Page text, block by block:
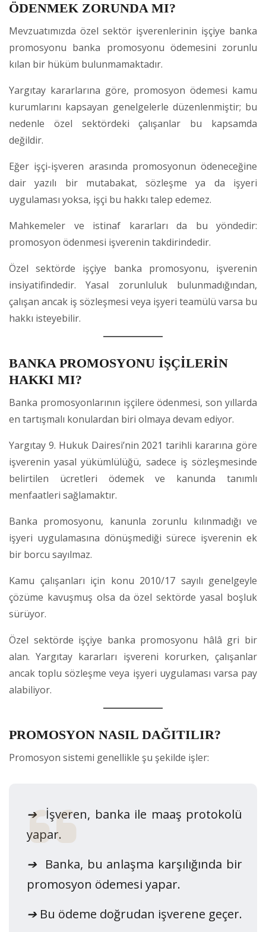
ÖDENMEK ZORUNDA MI?
Mevzuatımızda özel sektör işverenlerinin işçiye banka
promosyonu banka promosyonu ödemesini zorunlu
kılan bir hüküm bulunmamaktadır.
Yargıtay kararlarına göre, promosyon ödemesi kamu
kurumlarını kapsayan genelgelerle düzenlenmiştir; bu
nedenle özel sektördeki çalışanlar bu kapsamda
değildir.
Eğer işçi-işveren arasında promosyonun ödeneceğine
dair yazılı bir mutabakat, sözleşme ya da işyeri
uygulaması yoksa, işçi bu hakkı talep edemez.
Mahkemeler ve istinaf kararları da bu yöndedir:
promosyon ödenmesi işverenin takdirindedir.
Özel sektörde işçiye banka promosyonu, işverenin
insiyatifindedir. Yasal zorunluluk bulunmadığından,
çalışan ancak iş sözleşmesi veya işyeri teamülü varsa bu
hakkı isteyebilir.
BANKA PROMOSYONU İŞÇİLERİN
HAKKI MI?
Banka promosyonlarının işçilere ödenmesi, son yıllarda
en tartışmalı konulardan biri olmaya devam ediyor.
Yargıtay 9. Hukuk Dairesi’nin 2021 tarihli kararına göre
işverenin yasal yükümlülüğü, sadece iş sözleşmesinde
belirtilen ücretleri ödemek ve kanunda tanımlı
menfaatleri sağlamaktır.
Banka promosyonu, kanunla zorunlu kılınmadığı ve
işyeri uygulamasına dönüşmediği sürece işverenin ek
bir borcu sayılmaz.
Kamu çalışanları için konu 2010/17 sayılı genelgeyle
çözüme kavuşmuş olsa da özel sektörde yasal boşluk
sürüyor.
Özel sektörde işçiye banka promosyonu hâlâ gri bir
alan. Yargıtay kararları işvereni korurken, çalışanlar
ancak toplu sözleşme veya işyeri uygulaması varsa pay
alabiliyor.
PROMOSYON NASIL DAĞITILIR?
Promosyon sistemi genellikle şu şekilde işler:
➔İşveren, banka ile maaş protokolü
yapar.
➔ Banka, bu anlaşma karşılığında bir
promosyon ödemesi yapar.
➔ Bu ödeme doğrudan işverene geçer.